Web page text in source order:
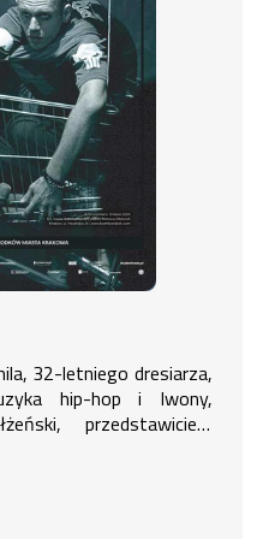
32-letniego dresiarza,
hip-hop i Iwony,
przedstawicielki
Jest pretekstem do
kulturze, poetyckim i
się stworzone
uniemożliwiającym im
i drugoplanowych
muzyczną
Interesuje nas
perspektywa, którą